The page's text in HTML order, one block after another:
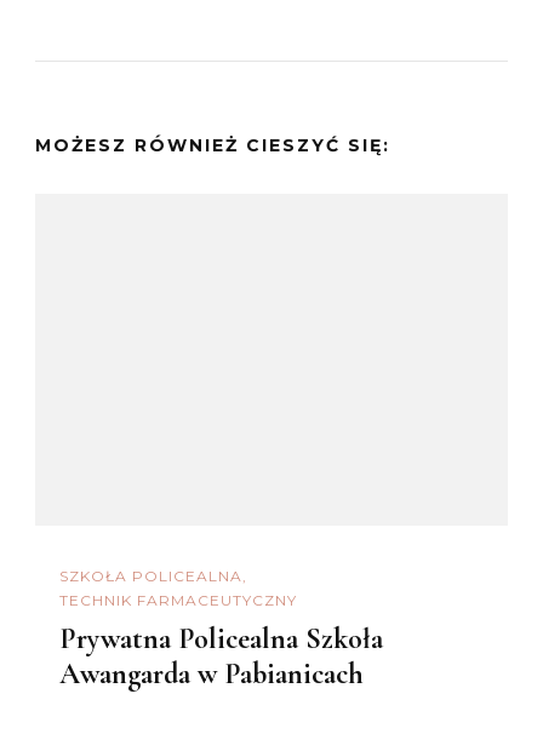
MOŻESZ RÓWNIEŻ CIESZYĆ SIĘ:
SZKOŁA POLICEALNA
TECHNIK FARMACEUTYCZNY
Prywatna Policealna Szkoła
Awangarda w Pabianicach